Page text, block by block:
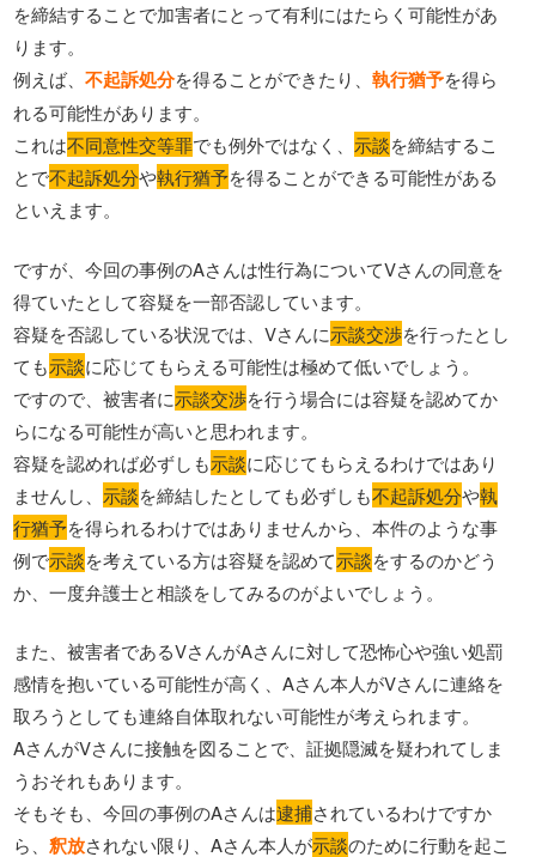
を締結することで加害者にとって有利にはたらく可能性があ
ります。
例えば、不起訴処分を得ることができたり、執行猶予を得ら
れる可能性があります。
これは不同意性交等罪でも例外ではなく、示談を締結するこ
とで不起訴処分や執行猶予を得ることができる可能性がある
といえます。
ですが、今回の事例のAさんは性行為についてVさんの同意を
得ていたとして容疑を一部否認しています。
容疑を否認している状況では、Vさんに示談交渉を行ったとし
ても示談に応じてもらえる可能性は極めて低いでしょう。
ですので、被害者に示談交渉を行う場合には容疑を認めてか
らになる可能性が高いと思われます。
容疑を認めれば必ずしも示談に応じてもらえるわけではあり
ませんし、 示談を締結したとしても必ずしも不起訴処分や執
行猶予を得られるわけではありませんから、本件のような事
例で示談を考えている方は容疑を認めて示談をするのかどう
か、一度弁護士と相談をしてみるのがよいでしょう。
また、被害者であるVさんがAさんに対して恐怖心や強い処罰
感情を抱いている可能性が高く、Aさん本人がVさんに連絡を
取ろうとしても連絡自体取れない可能性が考えられます。
AさんがVさんに接触を図ることで、証拠隠滅を疑われてしま
うおそれもあります。
そもそも、今回の事例のAさんは逮捕されているわけですか
ら、釈放されない限り、Aさん本人が示談のために行動を起こ